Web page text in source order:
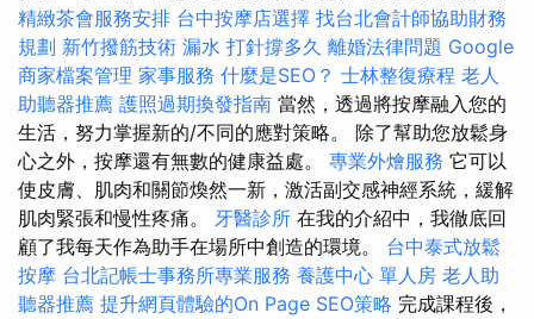
精緻茶會服務安排 台中按摩店選擇 找台北會計師協助財務
規劃 新竹撥筋技術 漏水 打針撐多久 離婚法律問題 Google
商家檔案管理 家事服務 什麼是SEO？ 士林整復療程 老人
助聽器推薦 護照過期換發指南 當然，透過將按摩融入您的
生活，努力掌握新的/不同的應對策略。 除了幫助您放鬆身
心之外，按摩還有無數的健康益處。 專業外燴服務 它可以
使皮膚、肌肉和關節煥然一新，激活副交感神經系統，緩解
肌肉緊張和慢性疼痛。 牙醫診所 在我的介紹中，我徹底回
顧了我每天作為助手在場所中創造的環境。 台中泰式放鬆
按摩 台北記帳士事務所專業服務 養護中心 單人房 老人助
聽器推薦 提升網頁體驗的On Page SEO策略 完成課程後，